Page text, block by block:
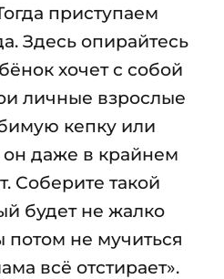
приступаем
Здесь опирайтесь
хочет с собой
личные взрослые
кепку или
даже в крайнем
Соберите такой
будет не жалко
потом не мучиться
всё отстирает».